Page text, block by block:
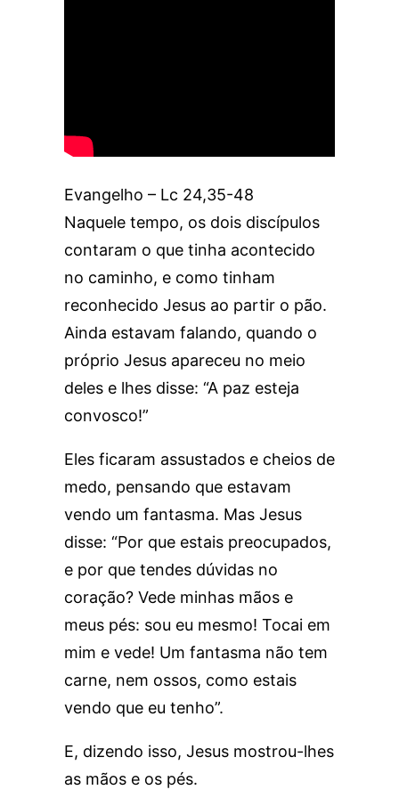
Evangelho – Lc 24,35-48
Naquele tempo, os dois discípulos
contaram o que tinha acontecido
no caminho, e como tinham
reconhecido Jesus ao partir o pão.
Ainda estavam falando, quando o
próprio Jesus apareceu no meio
deles e lhes disse: “A paz esteja
convosco!”
Eles ficaram assustados e cheios de
medo, pensando que estavam
vendo um fantasma. Mas Jesus
disse: “Por que estais preocupados,
e por que tendes dúvidas no
coração? Vede minhas mãos e
meus pés: sou eu mesmo! Tocai em
mim e vede! Um fantasma não tem
carne, nem ossos, como estais
vendo que eu tenho”.
E, dizendo isso, Jesus mostrou-lhes
as mãos e os pés.